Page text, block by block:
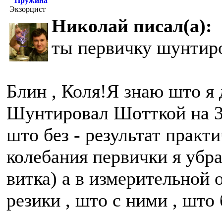
Экзорцист
Николай писал(а):
ты первичку
Блин , Коля!Я знаю што я
Шунтировал Шотткой на
што без - результат
колебания первички я
витка) а в измерительной
резики , што с ними , што